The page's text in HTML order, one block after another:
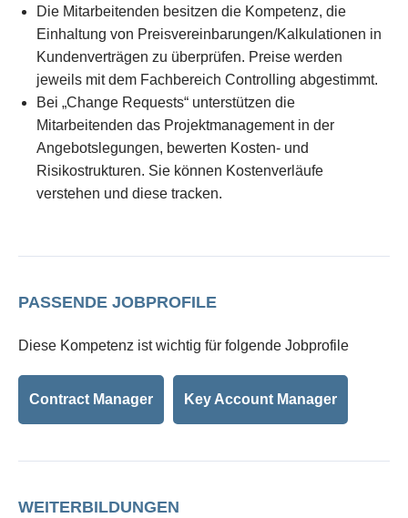
Die Mitarbeitenden besitzen die Kompetenz, die
Einhaltung von Preisvereinbarungen/Kalkulationen in
Kundenverträgen zu überprüfen. Preise werden
jeweils mit dem Fachbereich Controlling abgestimmt.
Bei „Change Requests“ unterstützen die
Mitarbeitenden das Projektmanagement in der
Angebotslegungen, bewerten Kosten- und
Risikostrukturen. Sie können Kostenverläufe
verstehen und diese tracken.
PASSENDE JOBPROFILE
Diese Kompetenz ist wichtig für folgende Jobprofile
Contract Manager Key Account Manager
WEITERBILDUNGEN